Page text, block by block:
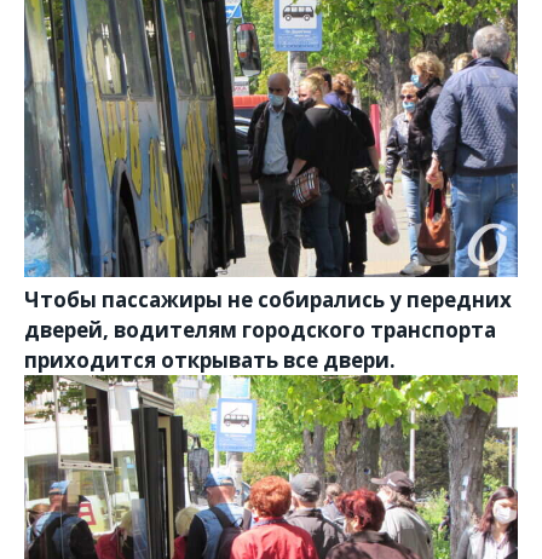
Чтобы пассажиры не собирались у передних
дверей, водителям городского транспорта
приходится открывать все двери.